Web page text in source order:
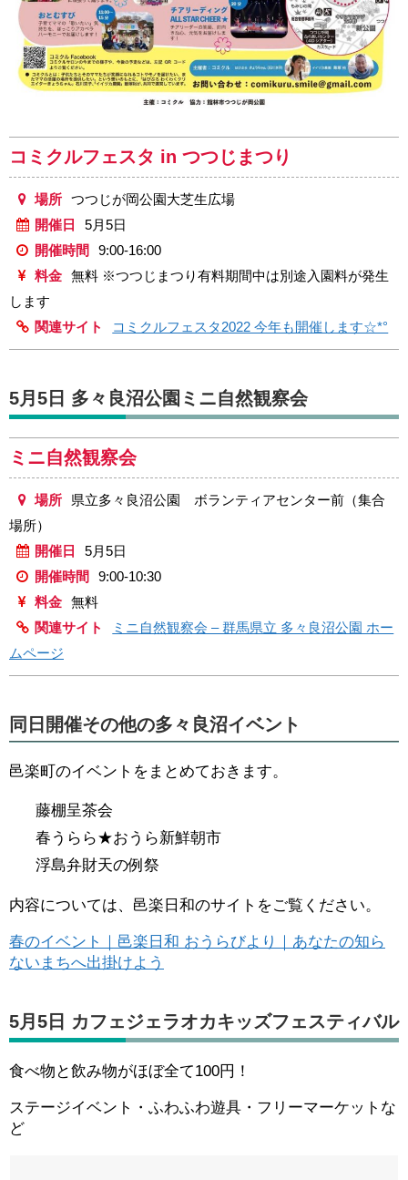
コミクルフェスタ in つつじまつり
場所
つつじが岡公園大芝生広場
開催日
5月5日
開催時間
9:00-16:00
料金
無料 ※つつじまつり有料期間中は別途入園料が発生
します
関連サイト
コミクルフェスタ2022 今年も開催します☆*°
5月5日 多々良沼公園ミニ自然観察会
ミニ自然観察会
場所
県立多々良沼公園 ボランティアセンター前（集合
場所）
開催日
5月5日
開催時間
9:00-10:30
料金
無料
関連サイト
ミニ自然観察会 – 群馬県立 多々良沼公園 ホー
ムページ
同日開催その他の多々良沼イベント
邑楽町のイベントをまとめておきます。
藤棚呈茶会
春うらら★おうら新鮮朝市
浮島弁財天の例祭
内容については、邑楽日和のサイトをご覧ください。
春のイベント｜邑楽日和 おうらびより｜あなたの知ら
ないまちへ出掛けよう
5月5日 カフェジェラオカキッズフェスティバル
食べ物と飲み物がほぼ全て100円！
ステージイベント・ふわふわ遊具・フリーマーケットな
ど